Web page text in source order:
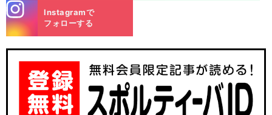
m
Instagramで
フォローする